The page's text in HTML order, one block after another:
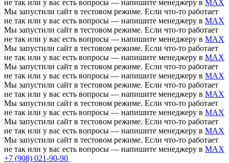
не так или у вас есть вопросы — напишите менеджеру в MAX
Мы запустили сайт в тестовом режиме. Если что-то работает
не так или у вас есть вопросы — напишите менеджеру в MAX
Мы запустили сайт в тестовом режиме. Если что-то работает
не так или у вас есть вопросы — напишите менеджеру в MAX
Мы запустили сайт в тестовом режиме. Если что-то работает
не так или у вас есть вопросы — напишите менеджеру в MAX
Мы запустили сайт в тестовом режиме. Если что-то работает
не так или у вас есть вопросы — напишите менеджеру в MAX
Мы запустили сайт в тестовом режиме. Если что-то работает
не так или у вас есть вопросы — напишите менеджеру в MAX
Мы запустили сайт в тестовом режиме. Если что-то работает
не так или у вас есть вопросы — напишите менеджеру в MAX
Мы запустили сайт в тестовом режиме. Если что-то работает
не так или у вас есть вопросы — напишите менеджеру в MAX
Мы запустили сайт в тестовом режиме. Если что-то работает
не так или у вас есть вопросы — напишите менеджеру в MAX
+7 (908) 021-90-90